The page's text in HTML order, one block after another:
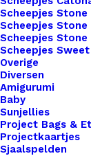
Scheepjes Stone
Scheepjes Stone
Scheepjes Stone
Scheepjes
Overige
Diversen
Amigurumi
Baby
Sunjellies
Project Bags &
Projectkaartjes
Sjaalspelden
Overzicht
Nog